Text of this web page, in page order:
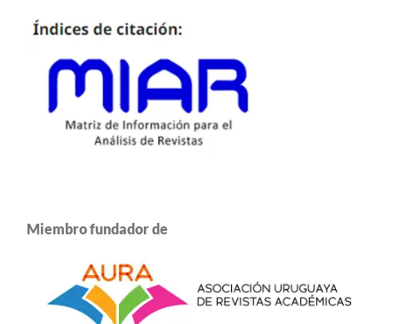
Miembro fundador de